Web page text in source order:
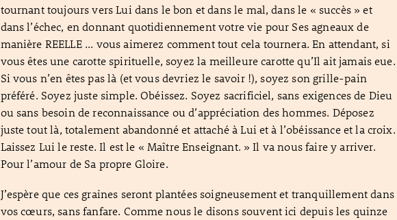
tournant toujours vers Lui dans le bon et dans le mal, dans le « succès » et
dans l’échec, en donnant quotidiennement votre vie pour Ses agneaux de
manière REELLE ... vous aimerez comment tout cela tournera. En attendant, si
vous êtes une carotte spirituelle, soyez la meilleure carotte qu’Il ait jamais eue.
Si vous n’en êtes pas là (et vous devriez le savoir !), soyez son grille-pain
préféré. Soyez juste simple. Obéissez. Soyez sacrificiel, sans exigences de Dieu
ou sans besoin de reconnaissance ou d’appréciation des hommes. Déposez
juste tout là, totalement abandonné et attaché à Lui et à l’obéissance et la croix.
Laissez Lui le reste. Il est le « Maître Enseignant. » Il va nous faire y arriver.
Pour l’amour de Sa propre Gloire.
J’espère que ces graines seront plantées soigneusement et tranquillement dans
vos cœurs, sans fanfare. Comme nous le disons souvent ici depuis les quinze